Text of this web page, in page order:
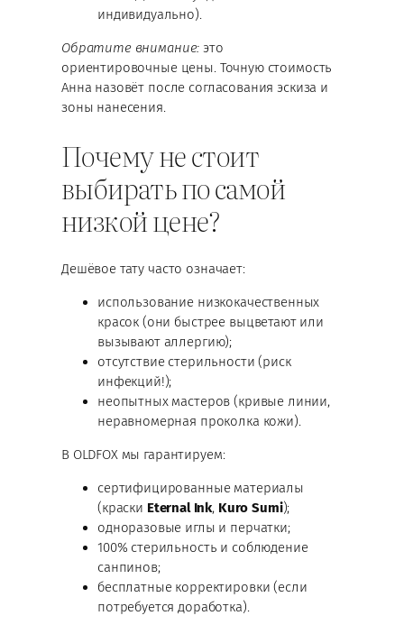
индивидуально).
Обратите внимание: это
ориентировочные цены. Точную стоимость
Анна назовёт после согласования эскиза и
зоны нанесения.
Почему не стоит
выбирать по самой
низкой цене?
Дешёвое тату часто означает:
использование низкокачественных
красок (они быстрее выцветают или
вызывают аллергию);
отсутствие стерильности (риск
инфекций!);
неопытных мастеров (кривые линии,
неравномерная проколка кожи).
В OLDFOX мы гарантируем:
сертифицированные материалы
(краски Eternal Ink, Kuro Sumi);
одноразовые иглы и перчатки;
100% стерильность и соблюдение
санпинов;
бесплатные корректировки (если
потребуется доработка).